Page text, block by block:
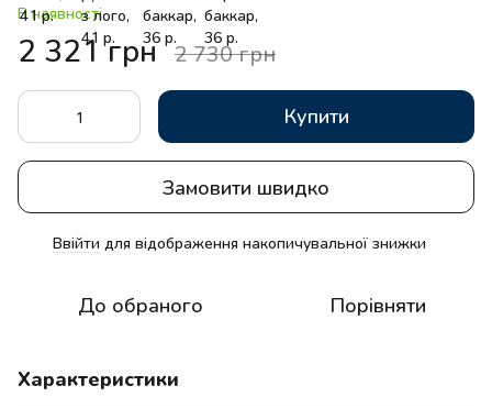
В наявності
2 321 грн 2 730 грн
Купити
Замовити швидко
Ввійти для відображення накопичувальної знижки
До обраного Порівняти
Характеристики